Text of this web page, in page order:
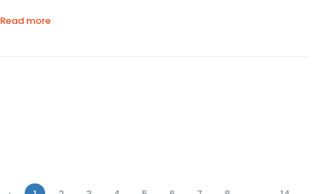
Read more